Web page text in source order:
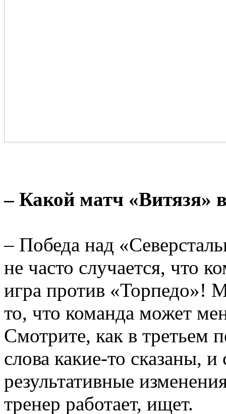
– Какой матч «Витязя»
– Победа над
не часто случается, что
игра против «Торпедо»!
то, что команда может
Смотрите, как в третьем
слова какие-то сказаны,
результативные
тренер работает, ищет.